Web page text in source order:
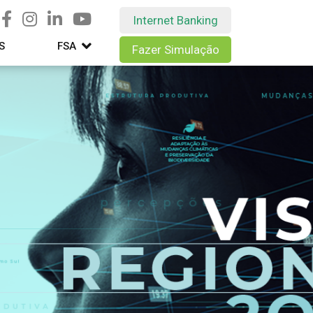
FSA
Internet Banking
Fazer Simulação